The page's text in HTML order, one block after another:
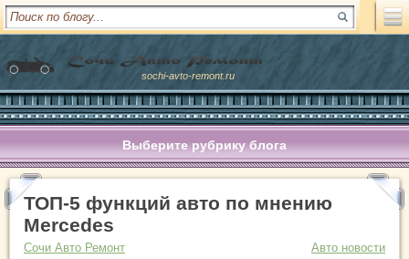
sochi-avto-remont.ru
Выберите рубрику блога
ТОП-5 функций авто по мнению
Mercedes
Сочи Авто Ремонт
Авто новости